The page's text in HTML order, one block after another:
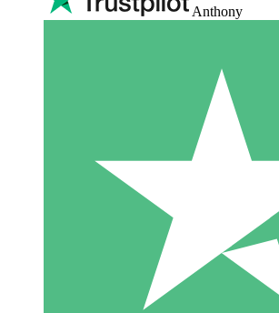
Anthony